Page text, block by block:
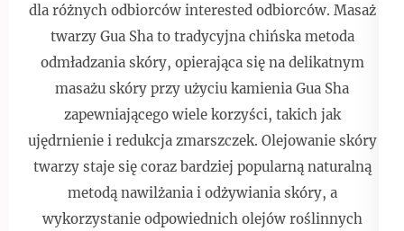
dla różnych odbiorców interested odbiorców. Masaż
twarzy Gua Sha to tradycyjna chińska metoda
odmładzania skóry, opierająca się na delikatnym
masażu skóry przy użyciu kamienia Gua Sha
zapewniającego wiele korzyści, takich jak
ujędrnienie i redukcja zmarszczek. Olejowanie skóry
twarzy staje się coraz bardziej popularną naturalną
metodą nawilżania i odżywiania skóry, a
wykorzystanie odpowiednich olejów roślinnych